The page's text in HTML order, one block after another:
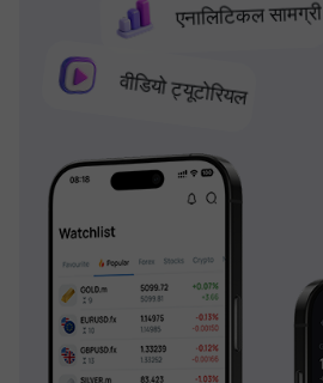
एनालिटिकल सामग्री
वीडियो ट्यूटोरियल